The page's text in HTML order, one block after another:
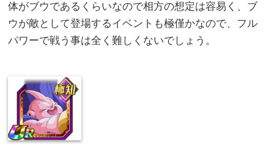
体がブウであるくらいなので相方の想定は容易く、ブ
ウが敵として登場するイベントも極僅かなので、フル
パワーで戦う事は全く難しくないでしょう。